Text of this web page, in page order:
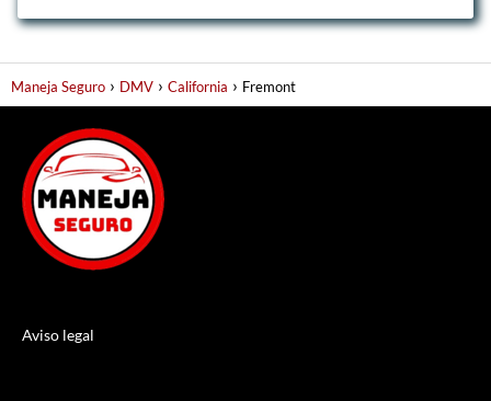
Maneja Seguro DMV California Fremont
Aviso legal